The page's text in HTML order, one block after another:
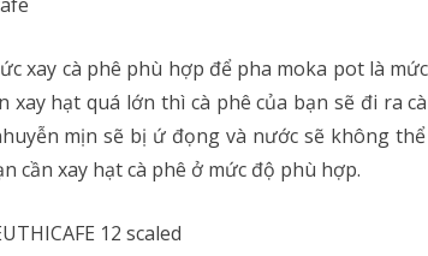
xay cà phê phù hợp để pha moka pot là
xay hạt quá lớn thì cà phê của bạn sẽ đi ra
mịn sẽ bị ứ đọng và nước sẽ không
cần xay hạt cà phê ở mức độ phù hợp.